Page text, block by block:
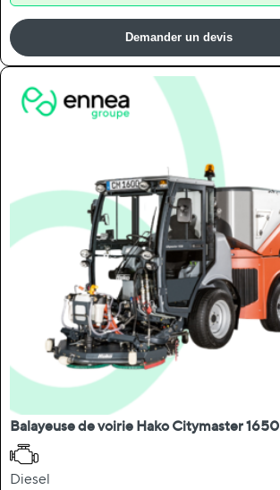
Demander un devis
Balayeuse de voirie Hako Citymaster 1650
Diesel